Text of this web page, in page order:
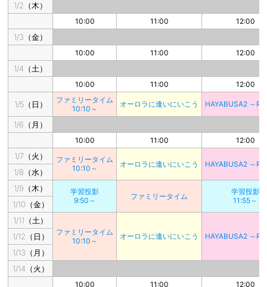
1/2（木）
10:00 11:00 12:00
1/3（金）
10:00 11:00 12:00
1/4（土）
10:00 11:00 12:00
1/5（日）
ファミリータイム
10:10～
オーロラに逢いにいこう HAYABUSA2 ～
1/6（月）
10:00 11:00 12:00
1/7（火）
ファミリータイム
10:10～
オーロラに逢いにいこう HAYABUSA2 ～
1/8（水）
1/9（木）
学習投影
9:50～
ファミリータイム
学習投影
11:55～
1/10（金）
1/11（土）
ファミリータイム
10:10～
オーロラに逢いにいこう HAYABUSA2 ～
1/12（日）
1/13（月）
1/14（火）
10:00 11:00 12:00